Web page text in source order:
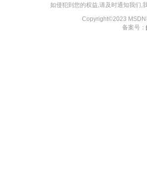
如侵犯到您的权益,请及时通知我们,
Copyright©2023
备案号：